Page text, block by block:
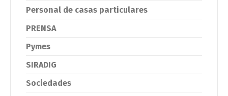
Personal de casas particulares
PRENSA
Pymes
SIRADIG
Sociedades